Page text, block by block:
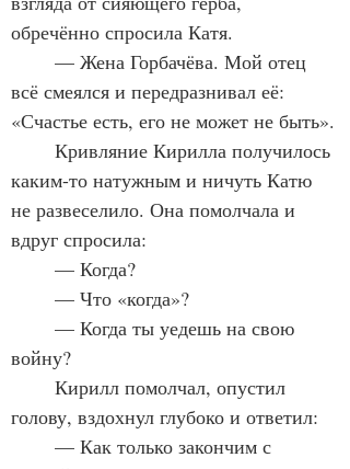
обречённо спросила Катя.
всё смеялся и передразнивал её:
«Счастье есть, его не может не быть».
каким-то натужным и ничуть Катю
не развеселило. Она помолчала и
вдруг спросила:
	— Когда?
	— Что «когда»?
войну?
голову, вздохнул глубоко и ответил: